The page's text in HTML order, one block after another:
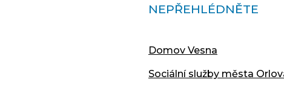
NEPŘEHLÉDNĚTE
Domov Vesna
Sociální služby města